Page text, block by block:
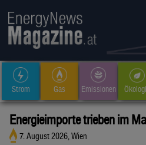
Strom Gas Emissionen
Energieimporte trieben im
7. August 2026, Wien